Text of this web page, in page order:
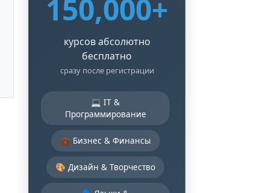
150,000+
курсов абсолютно
бесплатно
сразу после регистрации
💻 IT &
Программирование
💼 Бизнес & Финансы
🎨 Дизайн & Творчество